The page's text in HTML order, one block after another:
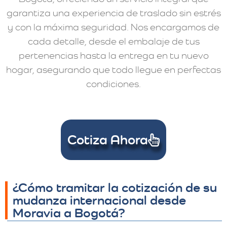
garantiza una experiencia de traslado sin estrés
y con la máxima seguridad. Nos encargamos de
cada detalle, desde el embalaje de tus
pertenencias hasta la entrega en tu nuevo
hogar, asegurando que todo llegue en perfectas
condiciones.
Cotiza Ahora
¿Cómo tramitar la cotización de su
mudanza internacional desde
Moravia a Bogotá?